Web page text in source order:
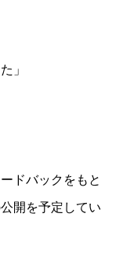
」
ドバックをもと
開を予定してい